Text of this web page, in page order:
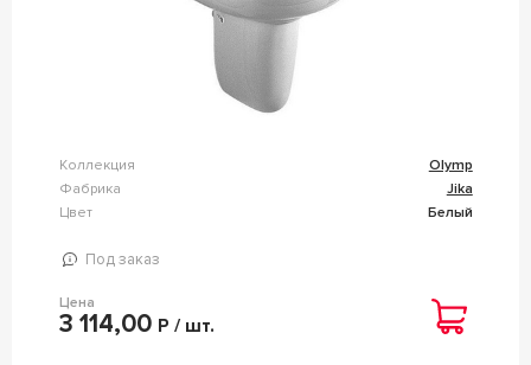
Коллекция
Olymp
Фабрика
Jika
Цвет
Белый
Под заказ
Цена
3 114,00 Р / шт.